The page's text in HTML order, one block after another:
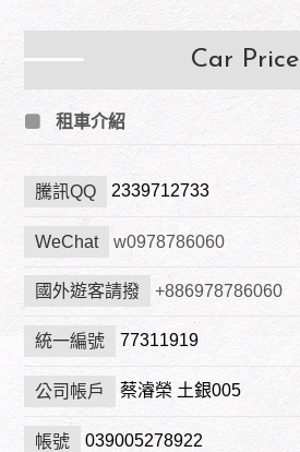
Car Price
租車介紹
騰訊QQ 2339712733
WeChat w0978786060
國外遊客請撥 +886978786060
統一編號 77311919
公司帳戶 蔡濬榮 土銀005
帳號 039005278922